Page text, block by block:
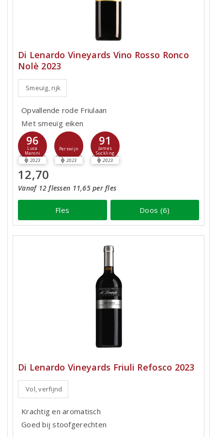
Di Lenardo Vineyards Vino Rosso Ronco
Nolè 2023
Smeuïg, rijk
Opvallende rode Friulaan
Met smeuïg eiken
96
Luca
Maroni
2023
Perswijn
2023
91
James
Suckling
2023
12,70
Vanaf 12 flessen 11,65 per fles
Fles Doos (6)
Di Lenardo Vineyards Friuli Refosco 2023
Vol, verfijnd
Krachtig en aromatisch
Goed bij stoofgerechten